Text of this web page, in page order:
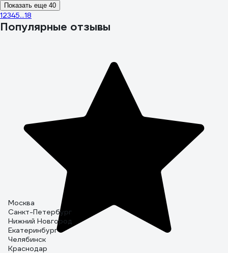
Показать еще 40
12345...18
Популярные отзывы
Москва
Санкт-Петербург
Нижний Новгород
Екатеринбург
Челябинск
Краснодар